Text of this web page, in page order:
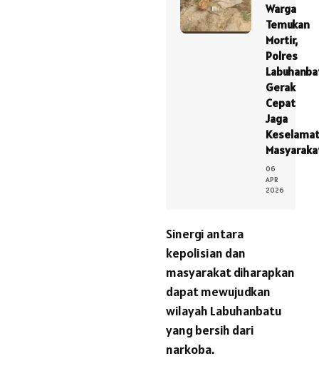
Warga
Temukan
Mortir,
Polres
Gerak
Cepat
Jaga
06
APR
2026
Sinergi antara
kepolisian dan
masyarakat diharapkan
dapat mewujudkan
wilayah Labuhanbatu
yang bersih dari
narkoba.